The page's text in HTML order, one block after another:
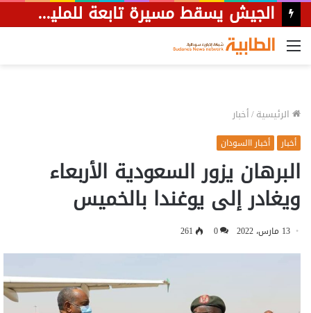
توقيف متهم بحوزته (5) كيلوغرام ذهب بنهر النيل
القائمة
الرئيسية/أخبار
أخبار أخبار االسودان
البرهان يزور السعودية الأربعاء
ويغادر إلى يوغندا بالخميس
13 مارس، 2022 0
261